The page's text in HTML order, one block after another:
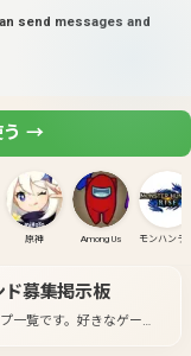
send messages and
う →
原神 Among Us
ド募集掲示板
一覧です。 好きなゲーム